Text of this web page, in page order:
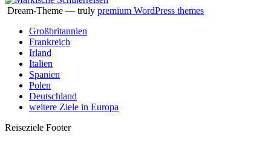
Dream-Theme — truly premium WordPress themes
Großbritannien
Frankreich
Irland
Italien
Spanien
Polen
Deutschland
weitere Ziele in Europa
Reiseziele Footer